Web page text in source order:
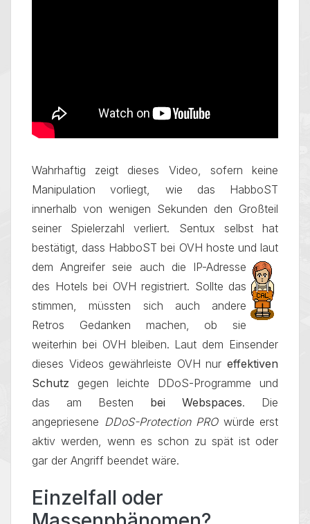
Wahrhaftig zeigt dieses Video, sofern keine
Manipulation vorliegt, wie das HabboST
innerhalb von wenigen Sekunden den Großteil
seiner Spielerzahl verliert. Sentux selbst hat
bestätigt, dass HabboST bei OVH hoste und laut
demAngreifer seie auch die IP-Adresse
des Hotels bei OVH registriert. Sollte das
stimmen, müssten sich auch andere
Retros Gedanken machen, ob sie
weiterhin bei OVH bleiben. Laut dem Einsender
dieses Videos gewährleiste OVH nur effektiven
Schutz gegen leichte DDoS-Programme und
das am Besten bei Webspaces. Die
angepriesene DDoS-Protection PROwürde erst
aktiv werden, wenn es schon zu spät ist oder
gar der Angriff beendet wäre.
Einzelfall oder